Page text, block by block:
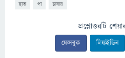
হাত পা চাবায়
প্রশ্নোত্তরটি
ফেসবুক লিঙ্কইডিন